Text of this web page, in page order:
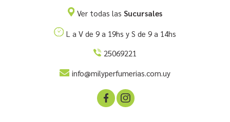
Ver todas las Sucursales
L a V de 9 a 19hs y S de 9 a 14hs
25069221
info@milyperfumerias.com.uy